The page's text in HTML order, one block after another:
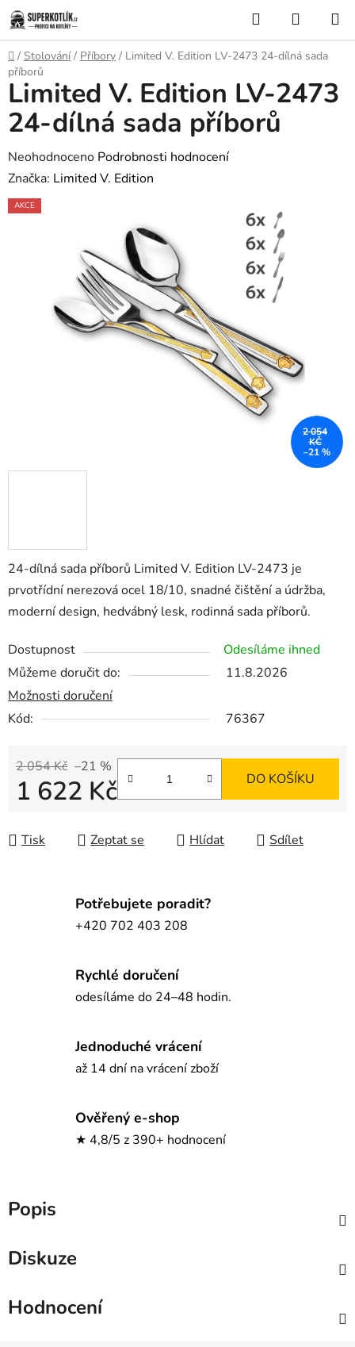
Přejít
na
obsah
Hledat
KOŠÍK
Domů
/ Stolování / Příbory / Limited V. Edition LV-2473 24-dílná sada
příborů
24-dílná sada příborů Limited V. Edition LV-2473 je
prvotřídní nerezová ocel 18/10, snadné čištění a údržba,
moderní design, hedvábný lesk, rodinná sada příborů.
Dostupnost
Odesíláme ihned
Můžeme doručit do:
11.8.2026
Možnosti doručení
Kód:
76367
2 054 Kč –21 %
1 622 Kč DO KOŠÍKU
Tisk Zeptat se Hlídat Sdílet
Limited V. Edition LV-2473
24-dílná sada příborů
Průměrné
hodnocení
produktu
hvězdiček.
Neohodnoceno Podrobnosti hodnocení
Značka: Limited V. Edition
AKCE
2 054
KČ
–21 %
Potřebujete poradit?
+420 702 403 208
Rychlé doručení
odesíláme do 24–48 hodin.
Jednoduché vrácení
až 14 dní na vrácení zboží
Ověřený e-shop
★ 4,8/5 z 390+ hodnocení
Popis
Diskuze
Hodnocení